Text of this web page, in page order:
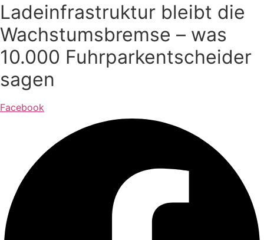
Ladeinfrastruktur bleibt die
Wachstumsbremse – was
10.000 Fuhrparkentscheider
sagen
Facebook